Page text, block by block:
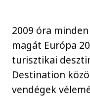
2009 óra
magát Európa
turisztikai
Destination
vendégek